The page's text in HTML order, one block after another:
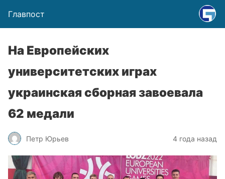
Главпост
На Европейских
университетских играх
украинская сборная завоевала
62 медали
Петр Юрьев 4 года назад